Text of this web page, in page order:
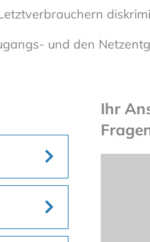
und den
Ihr